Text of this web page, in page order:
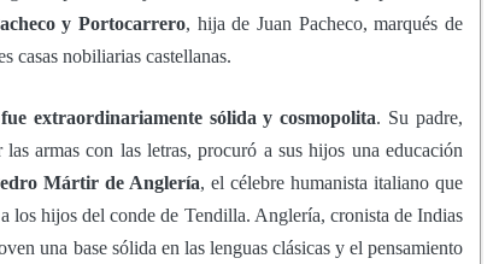
y Portocarrero, hija de Juan Pacheco, marqués de
casas nobiliarias castellanas.
extraordinariamente sólida y cosmopolita. Su padre,
armas con las letras, procuró a sus hijos una educación
Mártir de Anglería, el célebre humanista italiano que
los hijos del conde de Tendilla. Anglería, cronista de Indias
una base sólida en las lenguas clásicas y el pensamiento